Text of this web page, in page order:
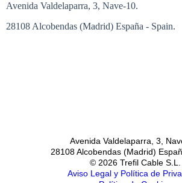
Avenida Valdelaparra, 3, Nave-10.
28108 Alcobendas (Madrid) España - Spain.
Avenida Valdelaparra, 3,
28108 Alcobendas (Madrid)
© 2026 Trefil Cable S.L.
Aviso Legal y Política de